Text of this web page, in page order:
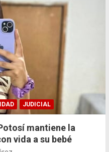
JUDICIAL
mantiene la
vida a su bebé